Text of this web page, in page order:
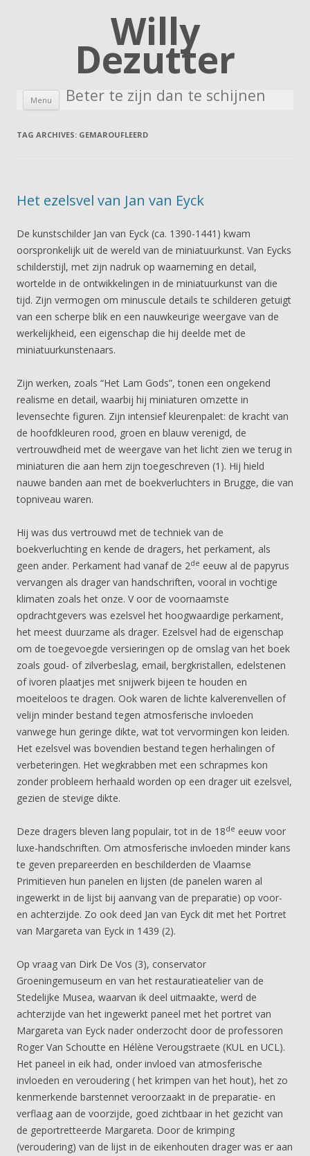
Willy
Dezutter
Beter te zijn dan te schijnen
Menu Skip to content
TAG ARCHIVES: GEMAROUFLEERD
Het ezelsvel van Jan van Eyck
De kunstschilder Jan van Eyck (ca. 1390-1441) kwam
oorspronkelijk uit de wereld van de miniatuurkunst. Van Eycks
schilderstijl, met zijn nadruk op waarneming en detail,
wortelde in de ontwikkelingen in de miniatuurkunst van die
tijd. Zijn vermogen om minuscule details te schilderen getuigt
van een scherpe blik en een nauwkeurige weergave van de
werkelijkheid, een eigenschap die hij deelde met de
miniatuurkunstenaars.
Zijn werken, zoals “Het Lam Gods”, tonen een ongekend
realisme en detail, waarbij hij miniaturen omzette in
levensechte figuren. Zijn intensief kleurenpalet: de kracht van
de hoofdkleuren rood, groen en blauw verenigd, de
vertrouwdheid met de weergave van het licht zien we terug in
miniaturen die aan hem zijn toegeschreven (1). Hij hield
nauwe banden aan met de boekverluchters in Brugge, die van
topniveau waren.
Hij was dus vertrouwd met de techniek van de
boekverluchting en kende de dragers, het perkament, als
geen ander. Perkament had vanaf de 2de eeuw al de papyrus
vervangen als drager van handschriften, vooral in vochtige
klimaten zoals het onze. V oor de voornaamste
opdrachtgevers was ezelsvel het hoogwaardige perkament,
het meest duurzame als drager. Ezelsvel had de eigenschap
om de toegevoegde versieringen op de omslag van het boek
zoals goud- of zilverbeslag, email, bergkristallen, edelstenen
of ivoren plaatjes met snijwerk bijeen te houden en
moeiteloos te dragen. Ook waren de lichte kalverenvellen of
velijn minder bestand tegen atmosferische invloeden
vanwege hun geringe dikte, wat tot vervormingen kon leiden.
Het ezelsvel was bovendien bestand tegen herhalingen of
verbeteringen. Het wegkrabben met een schrapmes kon
zonder probleem herhaald worden op een drager uit ezelsvel,
gezien de stevige dikte.
Deze dragers bleven lang populair, tot in de 18de eeuw voor
luxe-handschriften. Om atmosferische invloeden minder kans
te geven prepareerden en beschilderden de Vlaamse
Primitieven hun panelen en lijsten (de panelen waren al
ingewerkt in de lijst bij aanvang van de preparatie) op voor-
en achterzijde. Zo ook deed Jan van Eyck dit met het Portret
van Margareta van Eyck in 1439 (2).
Op vraag van Dirk De Vos (3), conservator
Groeningemuseum en van het restauratieatelier van de
Stedelijke Musea, waarvan ik deel uitmaakte, werd de
achterzijde van het ingewerkt paneel met het portret van
Margareta van Eyck nader onderzocht door de professoren
Roger Van Schoutte en Hélène Verougstraete (KUL en UCL).
Het paneel in eik had, onder invloed van atmosferische
invloeden en veroudering ( het krimpen van het hout), het zo
kenmerkende barstennet veroorzaakt in de preparatie- en
verflaag aan de voorzijde, goed zichtbaar in het gezicht van
de geportretteerde Margareta. Door de krimping
(veroudering) van de lijst in de eikenhouten drager was er aan